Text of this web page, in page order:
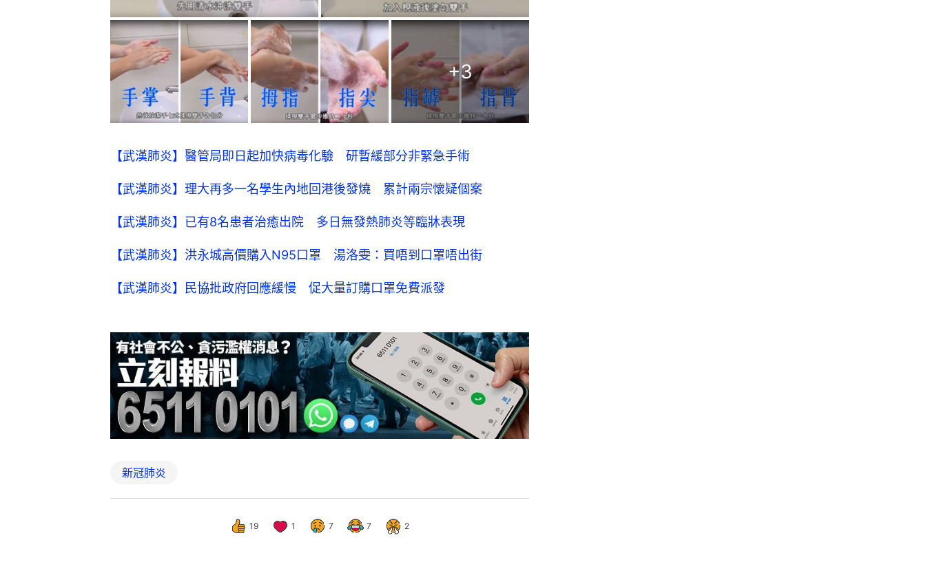
+3
【武漢肺炎】醫管局即日起加快病毒化驗 研暫緩部分非緊急手術
【武漢肺炎】理大再多一名學生內地回港後發燒 累計兩宗懷疑個案
【武漢肺炎】已有8名患者治癒出院 多日無發熱肺炎等臨牀表現
【武漢肺炎】洪永城高價購入N95口罩 湯洛雯：買唔到口罩唔出街
【武漢肺炎】民協批政府回應緩慢 促大量訂購口罩免費派發
新冠肺炎
19 1 7 7 2